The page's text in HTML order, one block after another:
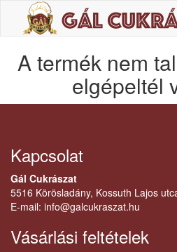
A termék nem
elgépeltél
Kapcsolat
Gál Cukrászat
5516 Körösladány, Kossuth Lajos
E-mail: info@galcukraszat.hu
Vásárlási feltételek